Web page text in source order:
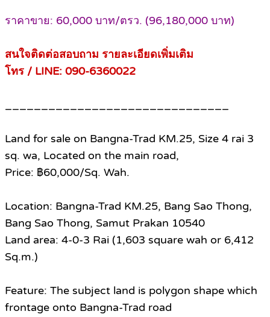
ราคาขาย: 60,000 บาท/ตรว. (96,180,000 บาท)
สนใจติดต่อสอบถาม รายละเอียดเพิ่มเติม
โทร / LINE: 090-6360022
Land for sale on Bangna-Trad KM.25, Size 4 rai 3
sq. wa, Located on the main road,
Price: ฿60,000/Sq. Wah.
Location: Bangna-Trad KM.25, Bang Sao Thong,
Bang Sao Thong, Samut Prakan 10540
Land area: 4-0-3 Rai (1,603 square wah or 6,412
Sq.m.)
Feature: The subject land is polygon shape which
frontage onto Bangna-Trad road